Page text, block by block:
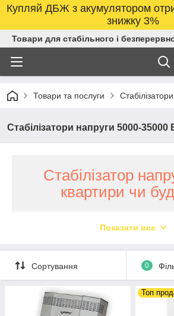
Купляй ДБЖ з акумулятором
знижку 3%
Товари для стабільного і
Товари та послуги
Стабілізатори напруги 5000-35000
Стабілізатор
квартири чи
від 5
для
окремих
Показати все
Сортування 0
Топ